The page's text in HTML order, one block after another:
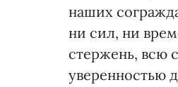
наших
ни сил, ни
стержень, всю
уверенностью